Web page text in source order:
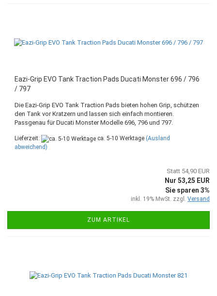
Eazi-Grip EVO Tank Traction Pads Ducati Monster 696 / 796
/ 797
Die Eazi-Grip EVO Tank Traction Pads bieten hohen Grip, schützen
den Tank vor Kratzern und lassen sich einfach montieren.
Passgenau für Ducati Monster Modelle 696, 796 und 797.
Lieferzeit: ca. 5-10 Werktage (Ausland
abweichend)
Statt 54,90 EUR
Nur 53,25 EUR
Sie sparen 3%
inkl. 19% MwSt. zzgl. Versand
ZUM ARTIKEL